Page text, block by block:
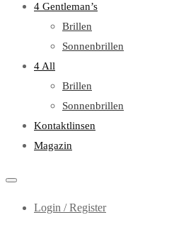
4 Gentleman’s
Brillen
Sonnenbrillen
4 All
Brillen
Sonnenbrillen
Kontaktlinsen
Magazin
Login / Register